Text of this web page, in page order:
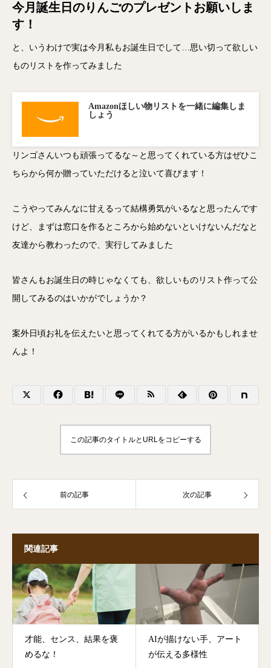
今月誕生日のりんごのプレゼントお願いしま
す！
と、いうわけで実は今月私もお誕生日でして…思い切って欲しい
ものリストを作ってみました
Amazonほしい物リストを一緒に編集しま
しょう
リンゴさんいつも頑張ってるな～と思ってくれている方はぜひこ
ちらから何か贈っていただけると泣いて喜びます！
こうやってみんなに甘えるって結構勇気がいるなと思ったんです
けど、まずは窓口を作るところから始めないといけないんだなと
友達から教わったので、実行してみました
皆さんもお誕生日の時じゃなくても、欲しいものリスト作って公
開してみるのはいかがでしょうか？
案外日頃お礼を伝えたいと思ってくれてる方がいるかもしれませ
んよ！
この記事のタイトルとURLをコピーする
前の記事 次の記事
関連記事
才能、センス、結果を褒
めるな！
AIが描けない手、アート
が伝える多様性